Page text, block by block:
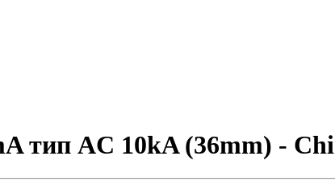
тип AC 10kA (36mm) -